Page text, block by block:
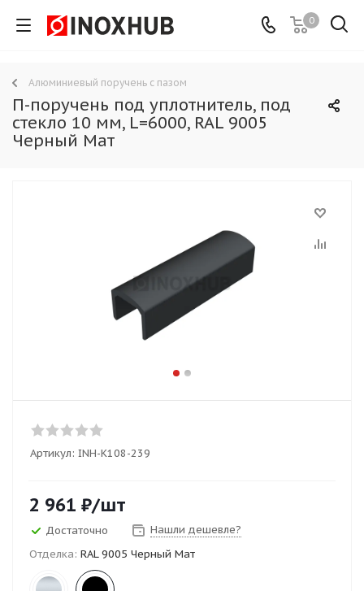
0
Алюминиевый поручень с пазом
П-поручень под уплотнитель, под
стекло 10 мм, L=6000, RAL 9005
Черный Мат
Артикул: INH-K108-239
2 961 ₽/шт
Достаточно
Нашли дешевле?
Отделка: RAL 9005 Черный Мат